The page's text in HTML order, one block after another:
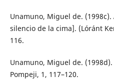
Unamuno, Miguel de.
silencio de la cima]. (Lóránt
116.
Unamuno, Miguel de.
Pompeji, 1, 117–120.